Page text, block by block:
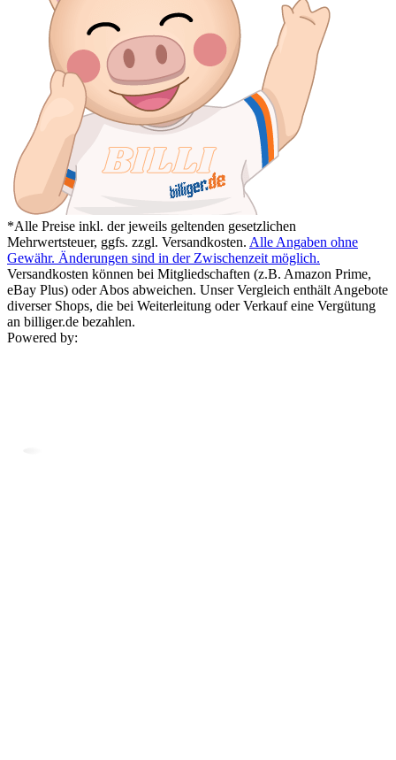
*Alle Preise inkl. der jeweils geltenden gesetzlichen
Mehrwertsteuer, ggfs. zzgl. Versandkosten. Alle Angaben ohne
Gewähr. Änderungen sind in der Zwischenzeit möglich.
Versandkosten können bei Mitgliedschaften (z.B. Amazon Prime,
eBay Plus) oder Abos abweichen. Unser Vergleich enthält Angebote
diverser Shops, die bei Weiterleitung oder Verkauf eine Vergütung
an billiger.de bezahlen.
Powered by: